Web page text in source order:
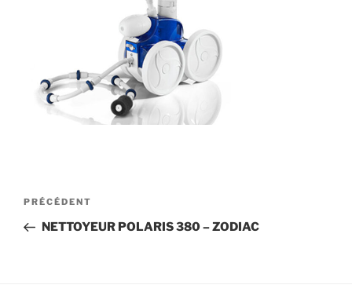
Navigation
l’article
Article
précédent
PRÉCÉDENT
NETTOYEUR POLARIS 380 – ZODIAC